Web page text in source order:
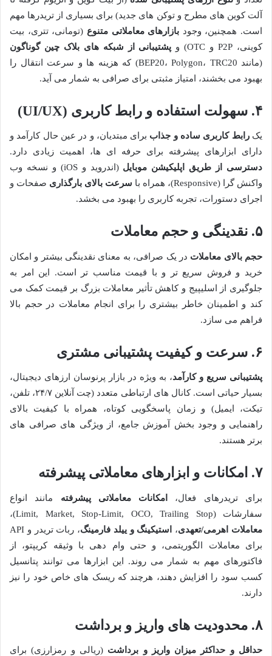
آلت کوین های مطرح و توکن های جدید) برای بسیاری از تریدرها مهم
است. همچنین، وجود بازارهای معاملاتی متنوع (تومانی، تتری، بیت
کوینی، P2P و OTC) و
پشتیبانی از شبکه های بلاک چین گوناگون
(مانند BEP20، Polygon، TRC20) که هزینه ها و سرعت انتقال را
بهبود می بخشند، امتیاز مثبتی برای صرافی به شمار می آید.
۴. سهولت استفاده و رابط کاربری (UI/UX)
یکرابط کاربری ساده و جذاب برای مبتدیان، و در عین حال کارآمد و
دارای ابزارهای پیشرفته برای حرفه ای ها، اهمیت زیادی دارد.
دسترسی از طریق اپلیکیشن موبایل
(اندروید و iOS) و نسخه وب
واکنش گرا (Responsive)، همراه با
سرعت بالای بارگذاری صفحات و
اجرای دستورات، تجربه کاربری را بهبود می بخشد.
۵. نقدینگی و حجم معاملات
حجم بالای معاملات در یک صرافی، به معنای نقدینگی بیشتر و امکان
خرید و فروش سریع تر و با قیمت مناسب تر است. این امر به
جلوگیری از اسلیپیج و کاهش تأثیر معاملات بزرگ بر قیمت کمک می
کند و اطمینان خاطر بیشتری را برای انجام معاملات در حجم بالا
فراهم می سازد.
۶. سرعت و کیفیت پشتیبانی مشتری
پشتیبانی سریع و کارآمد، به ویژه در بازار پرنوسان ارزهای دیجیتال،
بسیار حیاتی است. کانال های ارتباطی متعدد (چت آنلاین ۲۴/۷، تلفن،
تیکت، ایمیل) و زمان پاسخگویی کوتاه، همراه با کیفیت بالای
راهنمایی و وجود بخش آموزش جامع، از ویژگی های صرافی های
برتر هستند.
۷. امکانات و ابزارهای معاملاتی پیشرفته
برای تریدرهای فعال، امکانات معاملاتی پیشرفته مانند انواع
سفارشات (Limit, Market, Stop-Limit, OCO, Trailing Stop)،
معاملات اهرمی/تعهدی، استیکینگ و ییلد فارمینگ
، ربات تریدر و API
برای معاملات الگوریتمی، و حتی وام دهی با وثیقه کریپتو، از
فاکتورهای مهم به شمار می روند. این ابزارها می توانند پتانسیل
کسب سود را افزایش دهند، هرچند که ریسک های خاص خود را نیز
دارند.
۸. محدودیت های واریز و برداشت
حداقل و حداکثر میزان واریز و برداشت (ریالی و رمزارزی) برای